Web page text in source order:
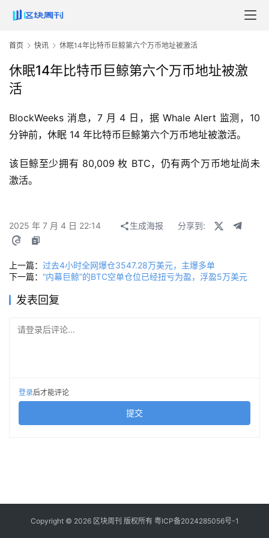
首页 快讯 休眠14年比特币巨鲸第六个万币地址被激活
休眠14年比特币巨鲸第六个万币地址被激
活
BlockWeeks 消息，7 月 4 日，据 Whale Alert 监测，10
分钟前，休眠 14 年比特币巨鲸第六个万币地址被激活。
该巨鲸至少拥有 80,009 枚 BTC，仍有两个万币地址尚未
激活。
2025 年 7 月 4 日 22:14 生成海报 分享到:
上一篇： 过去4小时全网爆仓3547.28万美元，主爆多单
下一篇： “内幕巨鲸”的BTC空单仓位已经扭亏为盈，浮盈5万美元
发表回复
请登录后评论...
登录后才能评论
提交
Copyright © 2026 区块周刊 版权所有 粤ICP备2024285056号-1